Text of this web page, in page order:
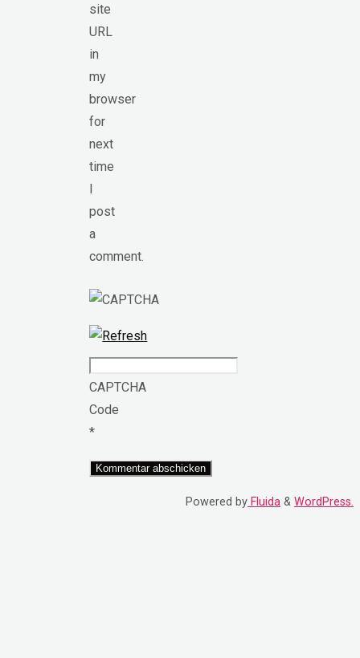
site
URL
in
my
browser
for
next
time
I
post
a
comment.
CAPTCHA
Code
*
Powered by Fluida & WordPress.